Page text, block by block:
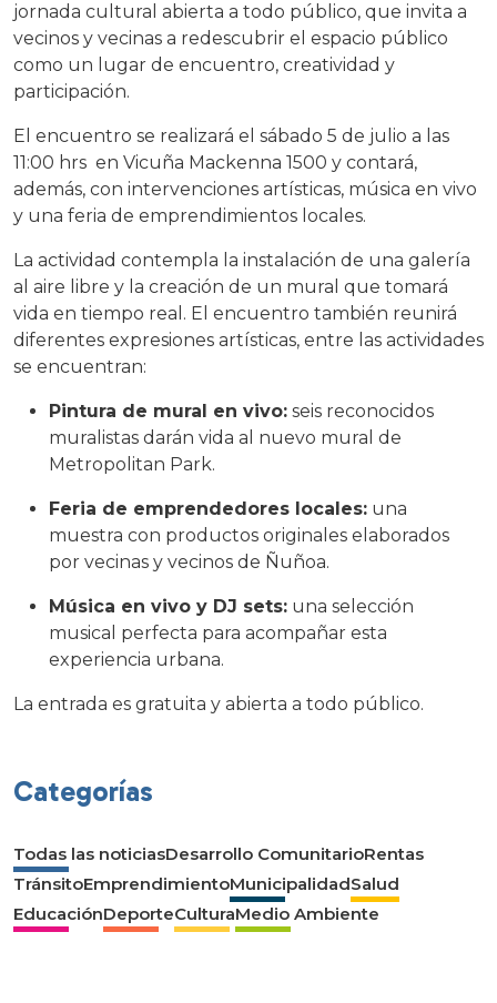
jornada cultural abierta a todo público, que invita a
vecinos y vecinas a redescubrir el espacio público
como un lugar de encuentro, creatividad y
participación.
El encuentro se realizará el sábado 5 de julio a las
11:00 hrs en Vicuña Mackenna 1500 y contará,
además, con intervenciones artísticas, música en vivo
y una feria de emprendimientos locales.
La actividad contempla la instalación de una galería
al aire libre y la creación de un mural que tomará
vida en tiempo real. El encuentro también reunirá
diferentes expresiones artísticas, entre las actividades
se encuentran:
Pintura de mural en vivo: seis reconocidos
muralistas darán vida al nuevo mural de
Metropolitan Park.
Feria de emprendedores locales: una
muestra con productos originales elaborados
por vecinas y vecinos de Ñuñoa.
Música en vivo y DJ sets: una selección
musical perfecta para acompañar esta
experiencia urbana.
La entrada es gratuita y abierta a todo público.
Categorías
Todas las noticiasDesarrollo ComunitarioRentas
TránsitoEmprendimientoMunicipalidadSalud
EducaciónDeporteCulturaMedio Ambiente